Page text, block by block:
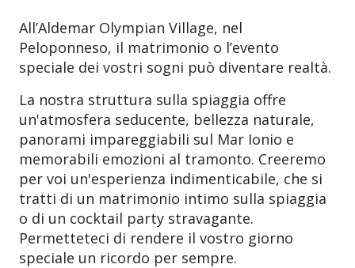
All’Aldemar Olympian Village, nel
Peloponneso, il matrimonio o l’evento
speciale dei vostri sogni può diventare realtà.
La nostra struttura sulla spiaggia offre
un'atmosfera seducente, bellezza naturale,
panorami impareggiabili sul Mar Ionio e
memorabili emozioni al tramonto. Creeremo
per voi un'esperienza indimenticabile, che si
tratti di un matrimonio intimo sulla spiaggia
o di un cocktail party stravagante.
Permetteteci di rendere il vostro giorno
speciale un ricordo per sempre.